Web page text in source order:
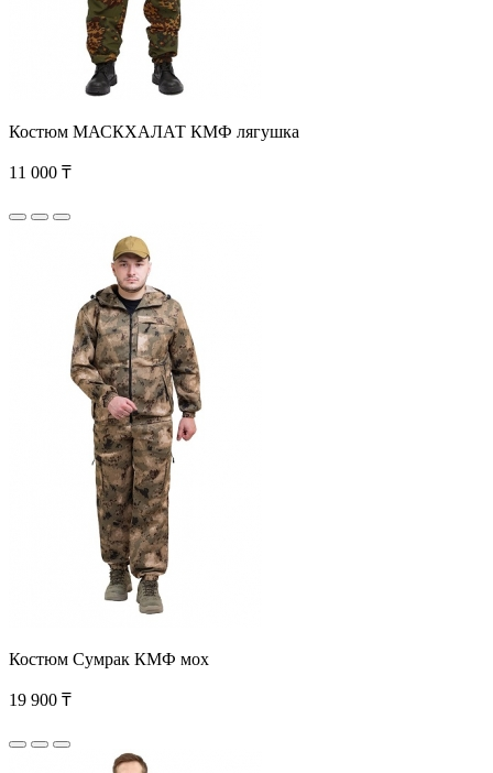
Костюм МАСКХАЛАТ КМФ лягушка
11 000 ₸
Костюм Сумрак КМФ мох
19 900 ₸